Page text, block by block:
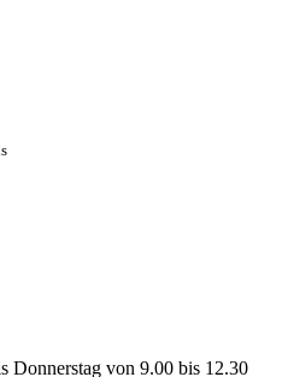
Donnerstag von 9.00 bis 12.30